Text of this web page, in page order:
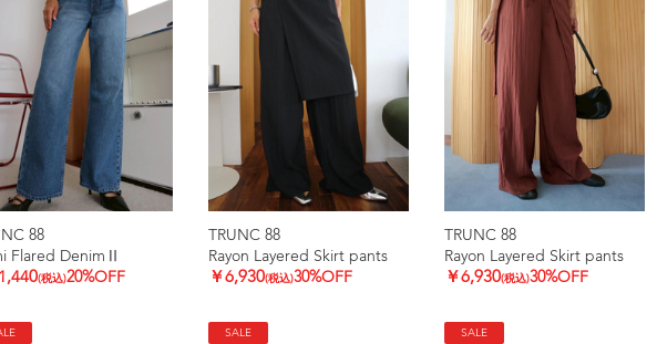
88
Flared DenimⅡ
(税込)20%OFF
TRUNC 88
Rayon Layered Skirt pants
￥6,930(税込)30%OFF
TRUNC 88
Rayon Layered Skirt pants
￥6,930(税込)30%OFF
SALE SALE